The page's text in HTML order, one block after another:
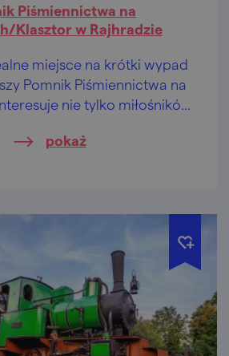
Piśmiennictwa na
Klasztor w Rajhradzie
miejsce na krótki wypad
Pomnik Piśmiennictwa na
nie tylko miłośników
pokaż